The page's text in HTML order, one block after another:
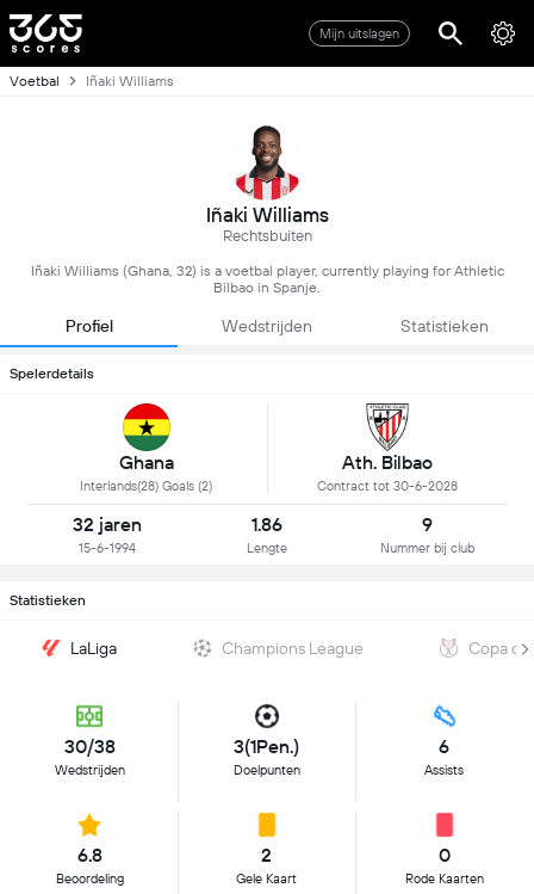
Mijn uitslagen
Voetbal Iñaki Williams
Iñaki Williams
Rechtsbuiten
Iñaki Williams (Ghana, 32) is a voetbal player, currently playing for Athletic
Bilbao in Spanje.
Profiel Wedstrijden Statistieken
Spelerdetails
Ghana
Interlands(28) Goals (2)
Ath. Bilbao
Contract tot 30-6-2028
32 jaren
15-6-1994
1.86
Lengte
9
Nummer bij club
Statistieken
LaLiga Champions League Copa
30/38
Wedstrijden
3(1Pen.)
Doelpunten
6
Assists
6.8
Beoordeling
2
Gele Kaart
0
Rode Kaarten